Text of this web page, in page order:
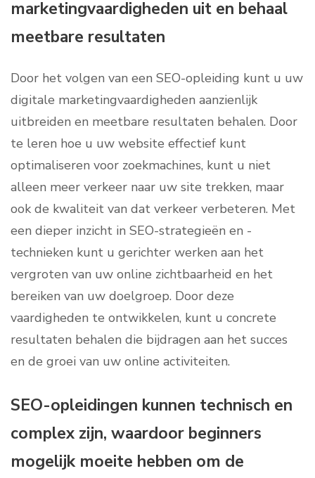
marketingvaardigheden uit en behaal
meetbare resultaten
Door het volgen van een SEO-opleiding kunt u uw
digitale marketingvaardigheden aanzienlijk
uitbreiden en meetbare resultaten behalen. Door
te leren hoe u uw website effectief kunt
optimaliseren voor zoekmachines, kunt u niet
alleen meer verkeer naar uw site trekken, maar
ook de kwaliteit van dat verkeer verbeteren. Met
een dieper inzicht in SEO-strategieën en -
technieken kunt u gerichter werken aan het
vergroten van uw online zichtbaarheid en het
bereiken van uw doelgroep. Door deze
vaardigheden te ontwikkelen, kunt u concrete
resultaten behalen die bijdragen aan het succes
en de groei van uw online activiteiten.
SEO-opleidingen kunnen technisch en
complex zijn, waardoor beginners
mogelijk moeite hebben om de